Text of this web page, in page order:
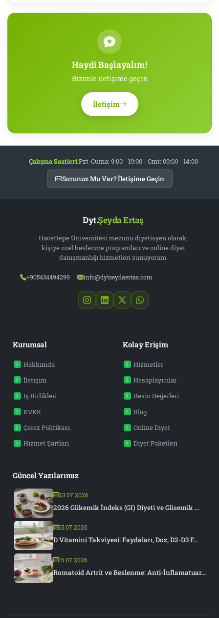
Haydi Başlayalım!
Bizimle iletişime geçin
İletişim
Çalışma Saatleri:Pzt-Cuma: 9:00 - 19:00 | Cmt: 09:00 - 14:00
Sorunuz Mu Var? İletişime Geçin
Dyt.Şeyda Ertaş
Hacettepe Üniversitesi mezunu diyetisyen olarak,
kişiye özel beslenme programları ve online diyet
danışmanlığı hizmetleri sunuyorum.
+905434494299 info@dytseydaertas.com
Kurumsal
Hakkımda
İletişim
İş Birlikleri
KVKK
Çerez Politikası
Hizmet Şartları
Kolay Erişim
Hizmetler
Hesaplayıcılar
Besin Değerleri
Blog
Online Diyet
Diyet Paketleri
Güncel Yazılarımız
23.07.2026
2026 Glikemik İndeks (GI) Diyeti ve Glisemik ...
15.07.2026
D Vitamini Takviyesi: Faydaları, Doz, D2-D3 F...
15.07.2026
Romatoid Artrit ve Beslenme: Anti-İnflamatuar...